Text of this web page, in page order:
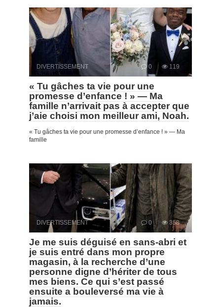
DIVERTISSEMENT 0 119
« Tu gâches ta vie pour une
promesse d’enfance ! » — Ma
famille n’arrivait pas à accepter que
j’aie choisi mon meilleur ami, Noah.
« Tu gâches ta vie pour une promesse d’enfance ! » — Ma
famille
DIVERTISSEMENT 0 358
Je me suis déguisé en sans-abri et
je suis entré dans mon propre
magasin, à la recherche d’une
personne digne d’hériter de tous
mes biens. Ce qui s’est passé
ensuite a bouleversé ma vie à
jamais.